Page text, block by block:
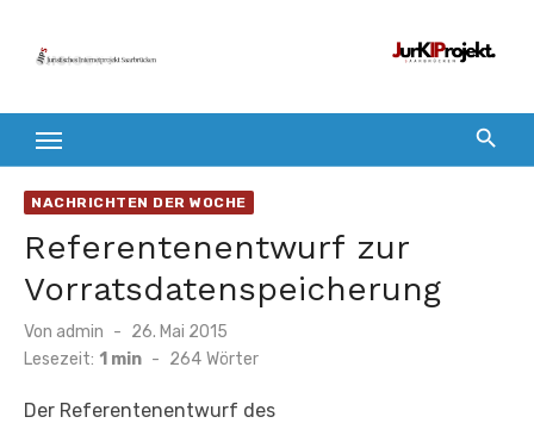
Inhalt
NACHRICHTEN DER WOCHE
Referentenentwurf zur
Vorratsdatenspeicherung
Von admin
Veröffentlicht
am
26. Mai 2015
Lesezeit: 1 min - 264 Wörter
Der Referentenentwurf des